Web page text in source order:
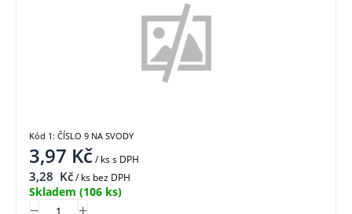
3,97 Kč/ kss DPH
3,28 Kč/ ks bez DPH
Skladem (106 ks)
Kód 1: ČÍSLO 9 NA SVODY